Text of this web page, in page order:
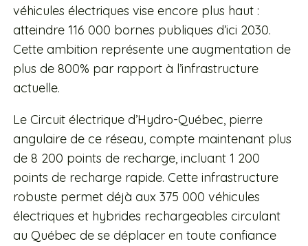
véhicules électriques vise encore plus haut :
atteindre 116 000 bornes publiques d’ici 2030.
Cette ambition représente une augmentation de
plus de 800% par rapport à l’infrastructure
actuelle.
Le Circuit électrique d’Hydro-Québec, pierre
angulaire de ce réseau, compte maintenant plus
de 8 200 points de recharge, incluant 1 200
points de recharge rapide. Cette infrastructure
robuste permet déjà aux 375 000 véhicules
électriques et hybrides rechargeables circulant
au Québec de se déplacer en toute confiance